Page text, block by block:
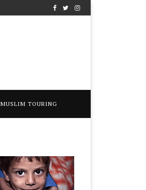
MUSLIM TOURING